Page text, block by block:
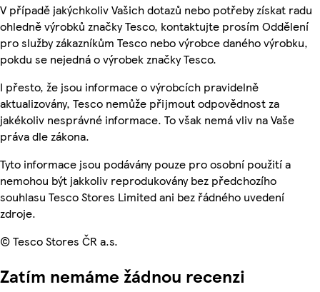
V případě jakýchkoliv Vašich dotazů nebo potřeby získat radu
ohledně výrobků značky Tesco, kontaktujte prosím Oddělení
pro služby zákazníkům Tesco nebo výrobce daného výrobku,
pokdu se nejedná o výrobek značky Tesco.
I přesto, že jsou informace o výrobcích pravidelně
aktualizovány, Tesco nemůže přijmout odpovědnost za
jakékoliv nesprávné informace. To však nemá vliv na Vaše
práva dle zákona.
Tyto informace jsou podávány pouze pro osobní použití a
nemohou být jakkoliv reprodukovány bez předchozího
souhlasu Tesco Stores Limited ani bez řádného uvedení
zdroje.
© Tesco Stores ČR a.s.
Zatím nemáme žádnou recenzi